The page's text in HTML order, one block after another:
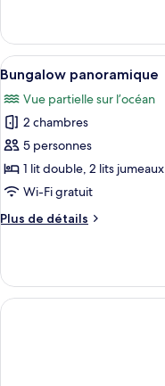
Bungalow
Bungalow
Afficher
toutes
les
photos
pour
ce
type
chambre :
7
Bungalow panoramique
Vue partielle sur l’océan
2 chambres
5 personnes
1 lit double, 2 lits
Wi-Fi gratuit
Plus de détails
Plus
Bungalow
panoramique